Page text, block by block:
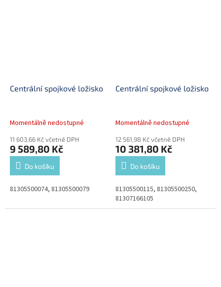
Centrální spojkové ložisko
Momentálně nedostupné
11 603,66 Kč včetně DPH
9 589,80 Kč
Do košíku
81305500074, 81305500079
Centrální spojkové ložisko
Momentálně nedostupné
12 561,98 Kč včetně DPH
10 381,80 Kč
Do košíku
81305500115, 81305500250,
81307166105